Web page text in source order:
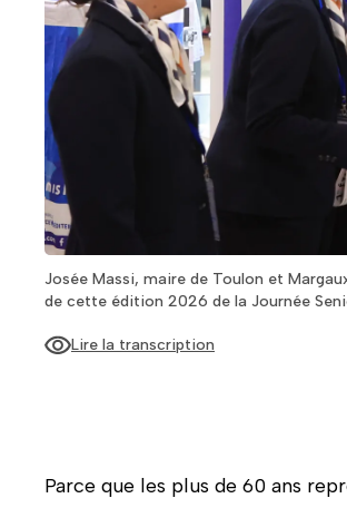
Josée Massi, maire de Toulon et
de cette édition 2026 de la Journée
Lire la transcription
Parce que les plus de 60 ans